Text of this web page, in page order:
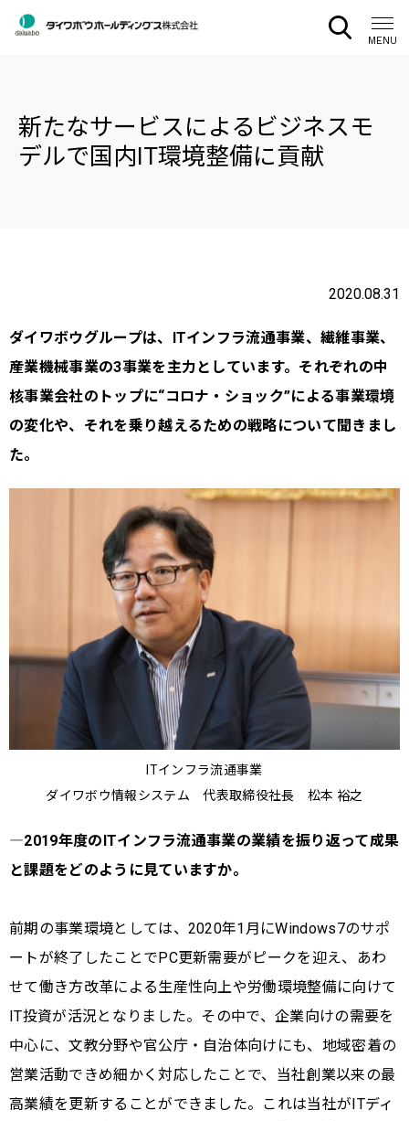
CLOSE
MENU
新たなサービスによるビジネスモ
デルで国内IT環境整備に貢献
2020.08.31
ダイワボウグループは、ITインフラ流通事業、繊維事業、
産業機械事業の3事業を主力としています。それぞれの中
核事業会社のトップに“コロナ・ショック”による事業環境
の変化や、それを乗り越えるための戦略について聞きまし
た。
ITインフラ流通事業
ダイワボウ情報システム 代表取締役社長 松本 裕之
―2019年度のITインフラ流通事業の業績を振り返って成果
と課題をどのように見ていますか。
前期の事業環境としては、2020年1月にWindows7のサポ
ートが終了したことでPC更新需要がピークを迎え、あわ
せて働き方改革による生産性向上や労働環境整備に向けて
IT投資が活況となりました。その中で、企業向けの需要を
中心に、文教分野や官公庁・自治体向けにも、地域密着の
営業活動できめ細かく対応したことで、当社創業以来の最
高業績を更新することができました。これは当社がITディ